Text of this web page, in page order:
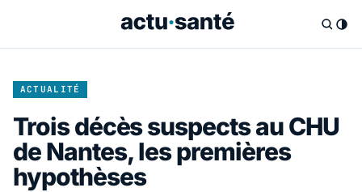
ACTUALITÉ
Trois décès suspects au CHU
de Nantes, les premières
hypothèses